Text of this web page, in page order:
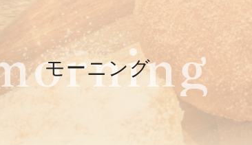
モーニング
orning